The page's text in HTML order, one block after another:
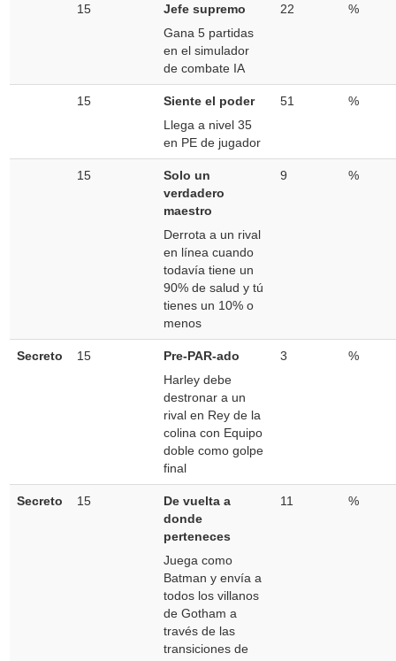
15
Jefe supremo
Gana 5 partidas
en el simulador
de combate IA
22 %
15
Siente el poder
Llega a nivel 35
en PE de jugador
51 %
15
Solo un
verdadero
maestro
Derrota a un rival
en línea cuando
todavía tiene un
90% de salud y tú
tienes un 10% o
menos
9 %
Secreto 15
Pre-PAR-ado
Harley debe
destronar a un
rival en Rey de la
colina con Equipo
doble como golpe
final
3 %
Secreto 15
De vuelta a
donde
perteneces
Juega como
Batman y envía a
todos los villanos
de Gotham a
través de las
transiciones de
11 %